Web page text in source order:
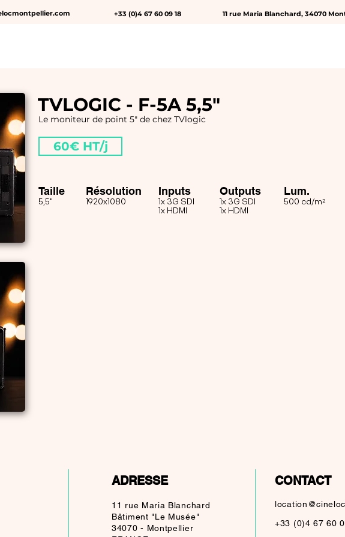
+33 (0)4 67 60 09 18 11 rue Maria Blanchard, 34070
TVLOGIC - F-5A 5,5"
Le moniteur de point 5" de chez TVlogic
60€ HT/j
Taille Résolution
5,5" 1920x1080
Inputs Outputs
1x 3G SDI
1x HDMI
1x 3G SDI
1x HDMI
Lum.
500 cd/m²
ADRESSE
11 rue Maria Blanchard
Bâtiment "Le Musée"
34070 - Montpellier
CONTACT
+33 (0)4 67 60